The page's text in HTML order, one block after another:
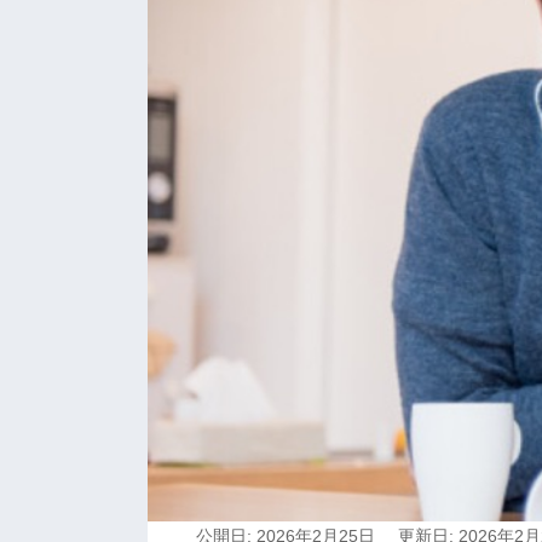
公開日: 2026年2月25日 更新日: 2026年2